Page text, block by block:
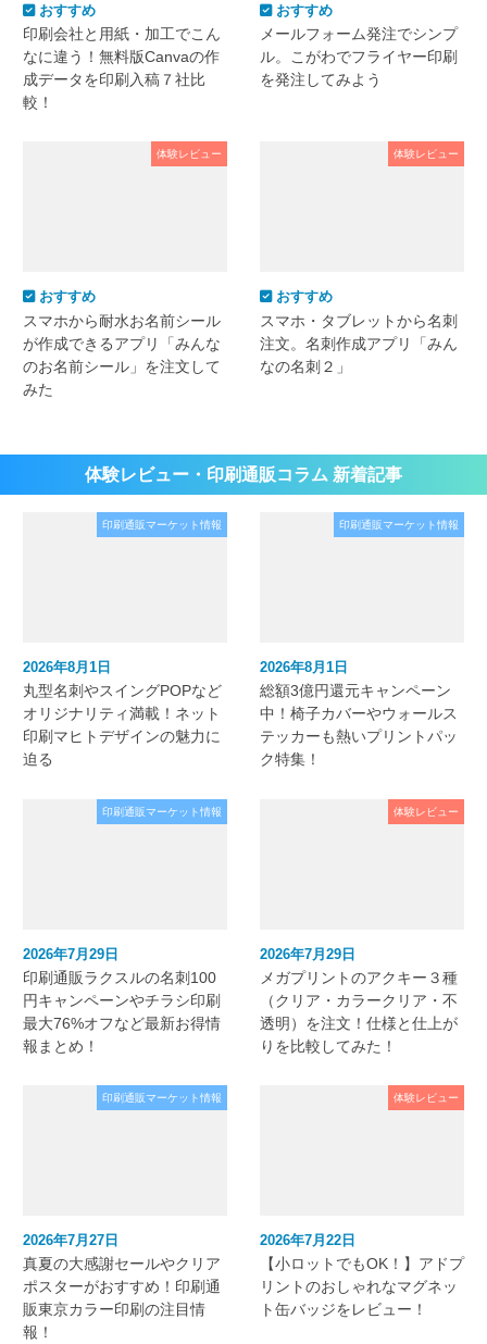
おすすめ
印刷会社と用紙・加工でこん
なに違う！無料版Canvaの作
成データを印刷入稿７社比
較！
おすすめ
メールフォーム発注でシンプ
ル。こがわでフライヤー印刷
を発注してみよう
体験レビュー
おすすめ
スマホから耐水お名前シール
が作成できるアプリ「みんな
のお名前シール」を注文して
みた
体験レビュー
おすすめ
スマホ・タブレットから名刺
注文。名刺作成アプリ「みん
なの名刺２」
体験レビュー・印刷通販コラム 新着記事
印刷通販マーケット情報
2026年8月1日
丸型名刺やスイングPOPなど
オリジナリティ満載！ネット
印刷マヒトデザインの魅力に
迫る
印刷通販マーケット情報
2026年8月1日
総額3億円還元キャンペーン
中！椅子カバーやウォールス
テッカーも熱いプリントパッ
ク特集！
印刷通販マーケット情報
2026年7月29日
印刷通販ラクスルの名刺100
円キャンペーンやチラシ印刷
最大76%オフなど最新お得情
報まとめ！
体験レビュー
2026年7月29日
メガプリントのアクキー３種
（クリア・カラークリア・不
透明）を注文！仕様と仕上が
りを比較してみた！
印刷通販マーケット情報
2026年7月27日
真夏の大感謝セールやクリア
ポスターがおすすめ！印刷通
販東京カラー印刷の注目情
報！
体験レビュー
2026年7月22日
【小ロットでもOK！】アドプ
リントのおしゃれなマグネッ
ト缶バッジをレビュー！